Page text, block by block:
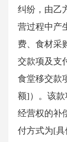
纠纷，由乙
营过程中产
费、食材采
交款项及支
食堂移交款
额]）。该款
经营权的补
付方式为[